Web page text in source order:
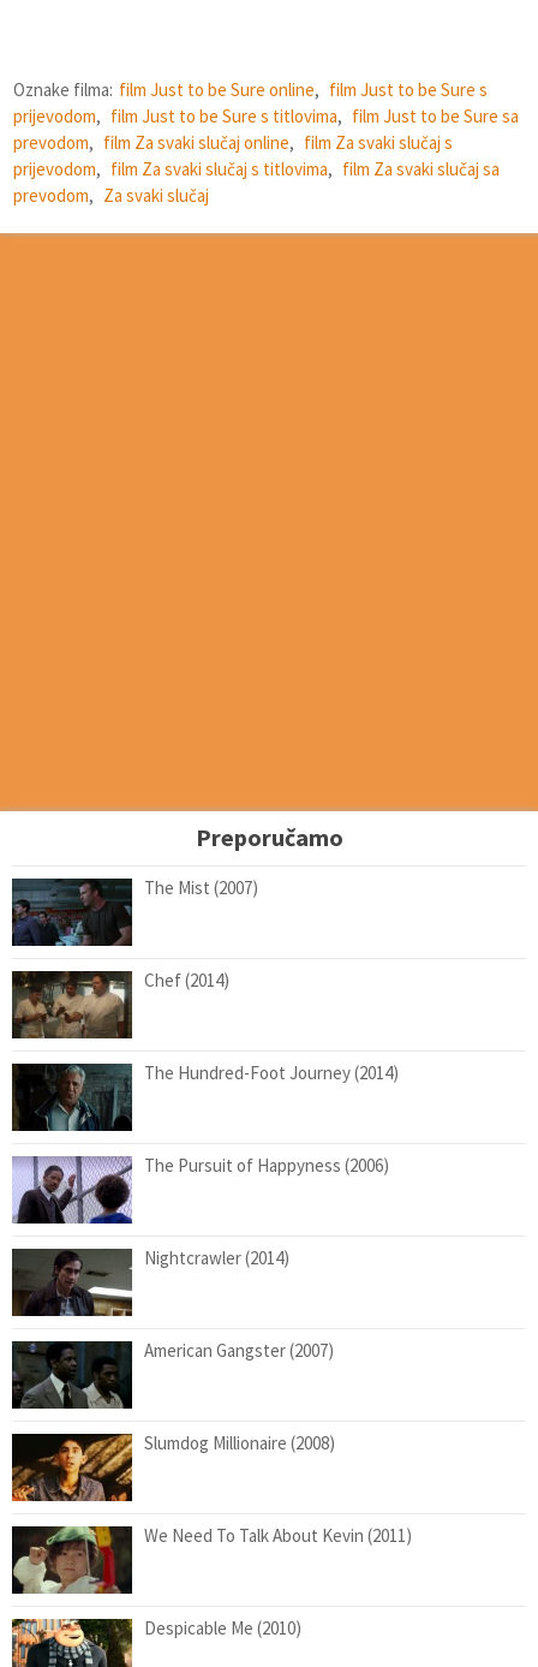
Oznake filma: film Just to be Sure online, film Just to be Sure s
prijevodom, film Just to be Sure s titlovima, film Just to be Sure sa
prevodom, film Za svaki slučaj online, film Za svaki slučaj s
prijevodom, film Za svaki slučaj s titlovima, film Za svaki slučaj sa
prevodom, Za svaki slučaj
Preporučamo
The Mist (2007)
Chef (2014)
The Hundred-Foot Journey (2014)
The Pursuit of Happyness (2006)
Nightcrawler (2014)
American Gangster (2007)
Slumdog Millionaire (2008)
We Need To Talk About Kevin (2011)
Despicable Me (2010)